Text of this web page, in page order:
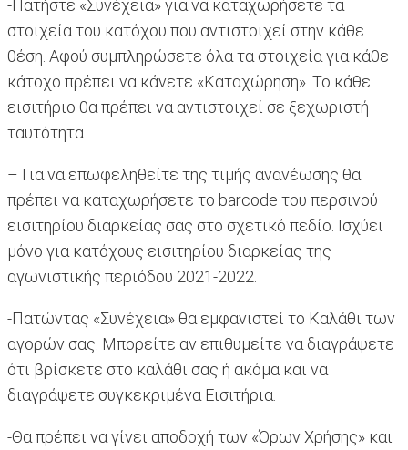
-Πατήστε «Συνέχεια» για να καταχωρήσετε τα
στοιχεία του κατόχου που αντιστοιχεί στην κάθε
θέση. Αφού συμπληρώσετε όλα τα στοιχεία για κάθε
κάτοχο πρέπει να κάνετε «Καταχώρηση». Το κάθε
εισιτήριο θα πρέπει να αντιστοιχεί σε ξεχωριστή
ταυτότητα.
– Για να επωφεληθείτε της τιμής ανανέωσης θα
πρέπει να καταχωρήσετε το barcode του περσινού
εισιτηρίου διαρκείας σας στο σχετικό πεδίο. Ισχύει
μόνο για κατόχους εισιτηρίου διαρκείας της
αγωνιστικής περιόδου 2021-2022.
-Πατώντας «Συνέχεια» θα εμφανιστεί το Καλάθι των
αγορών σας. Μπορείτε αν επιθυμείτε να διαγράψετε
ότι βρίσκετε στο καλάθι σας ή ακόμα και να
διαγράψετε συγκεκριμένα Εισιτήρια.
-Θα πρέπει να γίνει αποδοχή των «Όρων Χρήσης» και